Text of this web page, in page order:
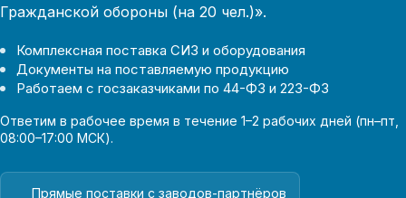
Гражданской обороны (на 20 чел.)».
Комплексная поставка СИЗ и оборудования
Документы на поставляемую продукцию
Работаем с госзаказчиками по 44-ФЗ и 223-ФЗ
Ответим в рабочее время в течение 1–2 рабочих дней (пн–пт,
08:00–17:00 МСК).
Прямые поставки с заводов-партнёров